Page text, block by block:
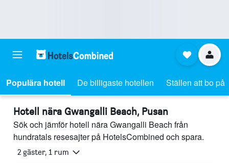
Populära hotell De billigaste hotellen Ställen att bo på
Hotell nära Gwangalli Beach, Pusan
Sök och jämför hotell nära Gwangalli Beach från
hundratals resesajter på HotelsCombined och spara.
2 gäster, 1 rum